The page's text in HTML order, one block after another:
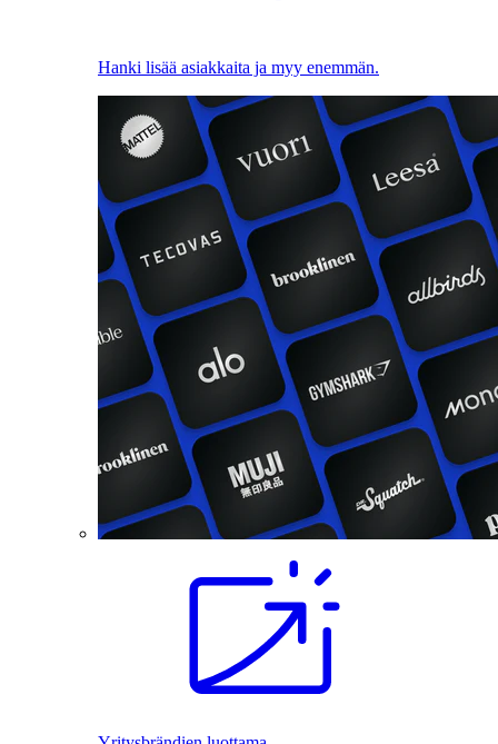
Hanki lisää asiakkaita ja myy enemmän.